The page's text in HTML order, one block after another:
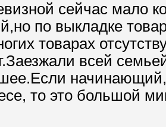
сейчас мало
по выкладке
товарах
всей
то это большой